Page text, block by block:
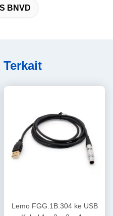
BNVD
Lemo FGG.1B.304 ke USB